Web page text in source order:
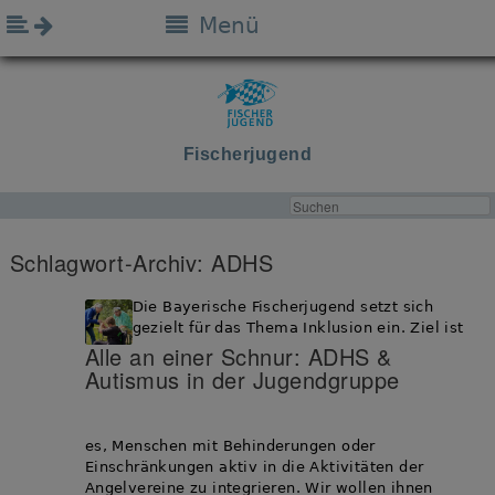
Fischerjugend
Menü
Schlagwort-Archiv:ADHS
Alle an einer Schnur: ADHS &
Autismus in der Jugendgruppe
Die Bayerische Fischerjugend setzt sich
gezielt für das Thema Inklusion ein. Ziel ist
es, Menschen mit Behinderungen oder
Einschränkungen aktiv in die Aktivitäten der
Angelvereine zu integrieren. Wir wollen ihnen